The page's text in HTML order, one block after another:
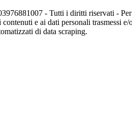
- Tutti i diritti riservati -
contenuti e ai dati personali trasmessi
di data scraping.